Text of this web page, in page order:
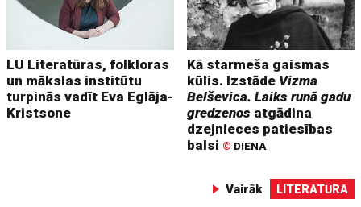
LU Literatūras, folkloras
un mākslas institūtu
turpinās vadīt Eva Eglāja-
Kristsone
Kā starmeša gaismas
kūlis. Izstāde Vizma
Belševica. Laiks runā gadu
gredzenos atgādina
dzejnieces patiesības
balsi © DIENA
Vairāk LITERATŪRA